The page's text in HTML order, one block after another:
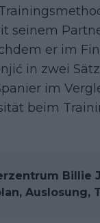
seinem
er im
in zwei
im
beim
Billie
Auslosung,